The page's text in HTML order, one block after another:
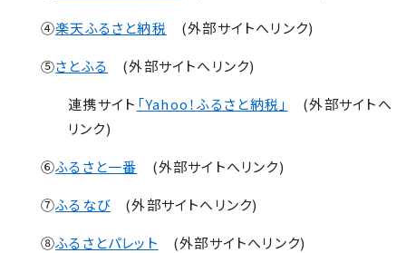
④楽天ふるさと納税 (外部サイトへリンク)
⑤さとふる (外部サイトへリンク)
連携サイト 「Yahoo！ふるさと納税」
(外部サイトへ
リンク)
⑥ふるさと一番 (外部サイトへリンク)
⑦ふるなび (外部サイトへリンク)
⑧ふるさとパレット (外部サイトへリンク)